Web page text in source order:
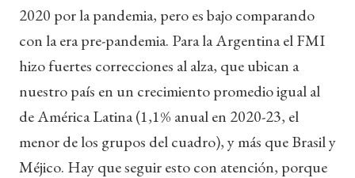
2020 por la pandemia, pero es bajo comparando
con la era pre-pandemia. Para la Argentina el FMI
hizo fuertes correcciones al alza, que ubican a
nuestro país en un crecimiento promedio igual al
de América Latina (1,1% anual en 2020-23, el
menor de los grupos del cuadro), y más que Brasil y
Méjico. Hay que seguir esto con atención, porque